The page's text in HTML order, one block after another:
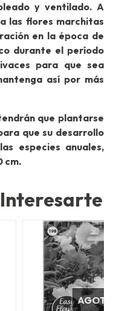
y ventilado. A
las flores marchitas
en la época de
durante el período
para que sea
así por más
que plantarse
que su desarrollo
especies anuales,
cm.